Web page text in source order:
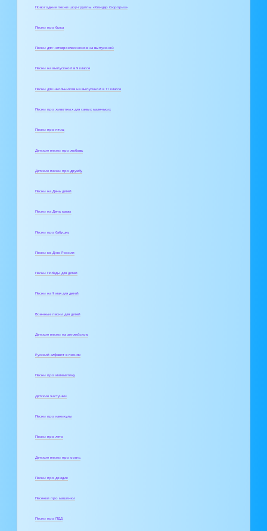
Новогодние песни шоу-группы «Киндер Сюрприз»
Песни про быка
Песни для четвероклассников на выпускной
Песни на выпускной в 9 классе
Песни для школьников на выпускной в 11 классе
Песни про животных для самых маленьких
Песни про птиц
Детские песни про любовь
Детские песни про дружбу
Песни на День детей
Песни на День мамы
Песни про бабушку
Песни ко Дню России
Песни Победы для детей
Песни на 9 мая для детей
Военные песни для детей
Детские песни на английском
Русский алфавит в песнях
Песни про математику
Детские частушки
Песни про каникулы
Песни про лето
Детские песни про осень
Песни про дождик
Песенки про машинки
Песни про ПДД